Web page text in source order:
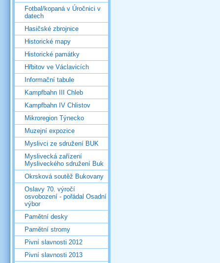
Fotbal/kopaná v Úročnici v
datech
Hasičské zbrojnice
Historické mapy
Historické památky
Hřbitov ve Václavicích
Informační tabule
Kampfbahn III Chleb
Kampfbahn IV Chlistov
Mikroregion Týnecko
Muzejní expozice
Myslivci ze sdružení BUK
Myslivecká zařízení
Mysliveckého sdružení Buk
Okrsková soutěž Bukovany
Oslavy 70. výročí
osvobození - pořádal Osadní
výbor
Pamětní desky
Pamětní stromy
Pivní slavnosti 2012
Pivní slavnosti 2013